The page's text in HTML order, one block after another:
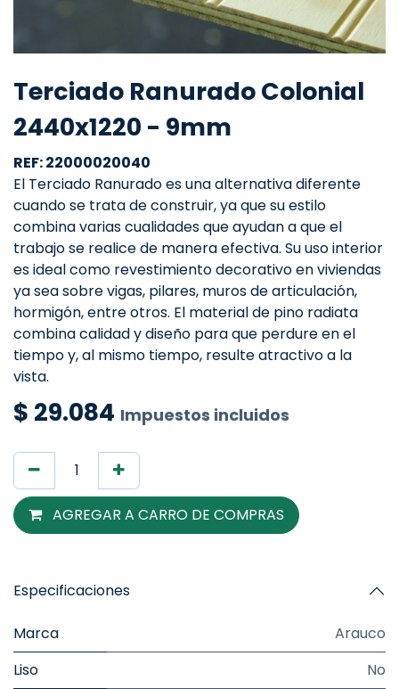
Terciado Ranurado Colonial
2440x1220 - 9mm
REF: 22000020040
El Terciado Ranurado es una alternativa diferente
cuando se trata de construir, ya que su estilo
combina varias cualidades que ayudan a que el
trabajo se realice de manera efectiva. Su uso interior
es ideal como revestimiento decorativo en viviendas
ya sea sobre vigas, pilares, muros de articulación,
hormigón, entre otros. El material de pino radiata
combina calidad y diseño para que perdure en el
tiempo y, al mismo tiempo, resulte atractivo a la
vista.
$ 29.084 Impuestos incluidos
AGREGAR A CARRO DE COMPRAS
Especificaciones
Marca
Arauco
Liso
No